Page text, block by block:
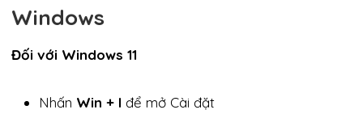
Windows
Đối với Windows 11
Nhấn Win + I để mở Cài đặt